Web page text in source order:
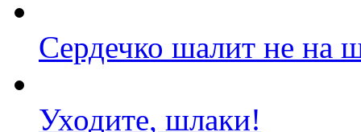
Сердечко шалит не на
Уходите, шлаки!